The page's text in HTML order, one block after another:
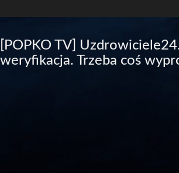
[POPKO TV]
weryfikacja. Trzeba coś